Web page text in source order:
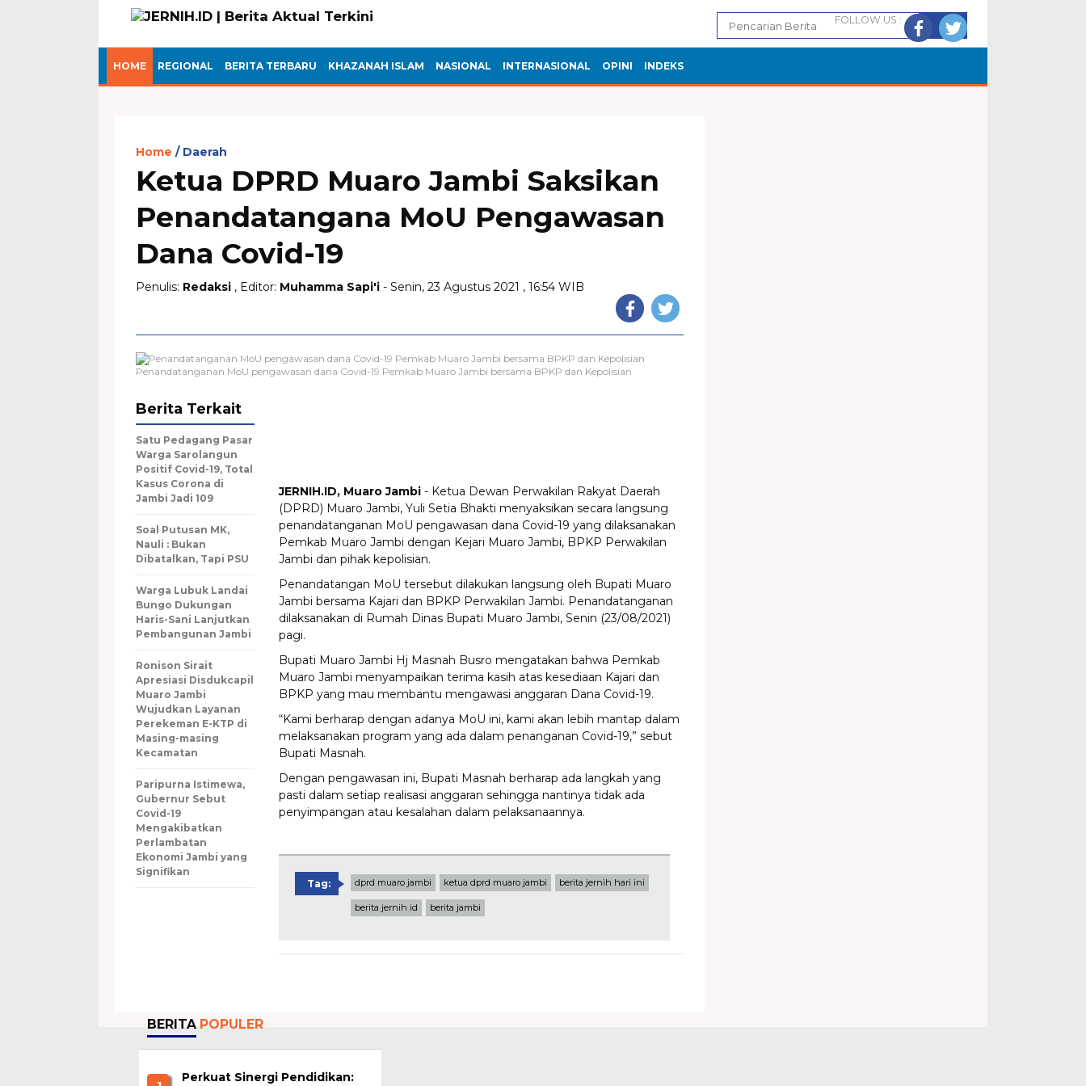
FOLLOW US :
HOME REGIONAL BERITA TERBARU KHAZANAH ISLAM NASIONAL INTERNASIONAL OPINI INDEKS
Home Daerah
Ketua DPRD Muaro Jambi Saksikan
Penandatangana MoU Pengawasan
Dana Covid-19
Penulis: Redaksi , Editor: Muhamma Sapi'i - Senin, 23 Agustus 2021 , 16:54 WIB
Penandatanganan MoU pengawasan dana Covid-19 Pemkab Muaro Jambi bersama BPKP dan Kepolisian
Berita Terkait
Satu Pedagang Pasar
Warga Sarolangun
Positif Covid-19, Total
Kasus Corona di
Jambi Jadi 109
Soal Putusan MK,
Nauli : Bukan
Dibatalkan, Tapi PSU
Warga Lubuk Landai
Bungo Dukungan
Haris-Sani Lanjutkan
Pembangunan Jambi
Ronison Sirait
Apresiasi Disdukcapil
Muaro Jambi
Wujudkan Layanan
Perekeman E-KTP di
Masing-masing
Kecamatan
Paripurna Istimewa,
Gubernur Sebut
Covid-19
Mengakibatkan
Perlambatan
Ekonomi Jambi yang
Signifikan
JERNIH.ID, Muaro Jambi - Ketua Dewan Perwakilan Rakyat Daerah
(DPRD) Muaro Jambi, Yuli Setia Bhakti menyaksikan secara langsung
penandatanganan MoU pengawasan dana Covid-19 yang dilaksanakan
Pemkab Muaro Jambi dengan Kejari Muaro Jambi, BPKP Perwakilan
Jambi dan pihak kepolisian.
Penandatangan MoU tersebut dilakukan langsung oleh Bupati Muaro
Jambi bersama Kajari dan BPKP Perwakilan Jambi. Penandatanganan
dilaksanakan di Rumah Dinas Bupati Muaro Jambi, Senin (23/08/2021)
pagi.
Bupati Muaro Jambi Hj Masnah Busro mengatakan bahwa Pemkab
Muaro Jambi menyampaikan terima kasih atas kesediaan Kajari dan
BPKP yang mau membantu mengawasi anggaran Dana Covid-19.
“Kami berharap dengan adanya MoU ini, kami akan lebih mantap dalam
melaksanakan program yang ada dalam penanganan Covid-19,” sebut
Bupati Masnah.
Dengan pengawasan ini, Bupati Masnah berharap ada langkah yang
pasti dalam setiap realisasi anggaran sehingga nantinya tidak ada
penyimpangan atau kesalahan dalam pelaksanaannya.
Tag: dprd muaro jambi ketua dprd muaro jambi berita jernih hari ini
berita jernih id berita jambi
BERITA POPULER
Perkuat Sinergi Pendidikan: